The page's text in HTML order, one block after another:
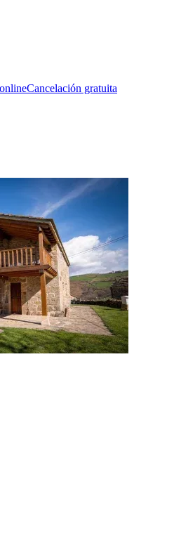
Cancelación gratuita